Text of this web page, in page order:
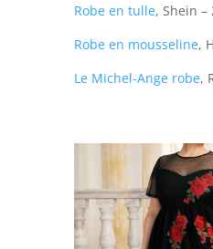
Robe en tulle, Shein –
Robe en mousseline,
Le Michel-Ange robe,